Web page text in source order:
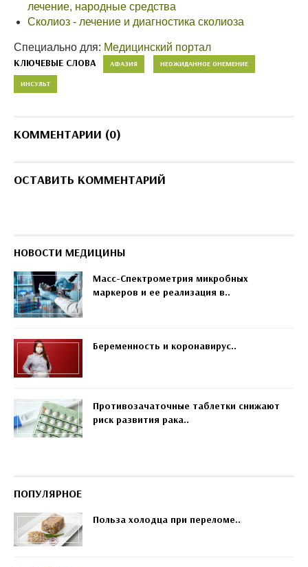
лечение, народные средства
Сколиоз - лечение и диагностика сколиоза
Специально для: Медицинский портал
КЛЮЧЕВЫЕ СЛОВА АФАЗИЯ НЕОЖИДАННОЕ ОНЕМЕНИЕ
ИНСУЛЬТ
КОММЕНТАРИИ (0)
ОСТАВИТЬ КОММЕНТАРИЙ
НОВОСТИ МЕДИЦИНЫ
Масс-Спектрометрия микробных
маркеров и ее реализация в..
Беременность и коронавирус..
Противозачаточные таблетки снижают
риск развития рака..
ПОПУЛЯРНОЕ
Польза холодца при переломе..